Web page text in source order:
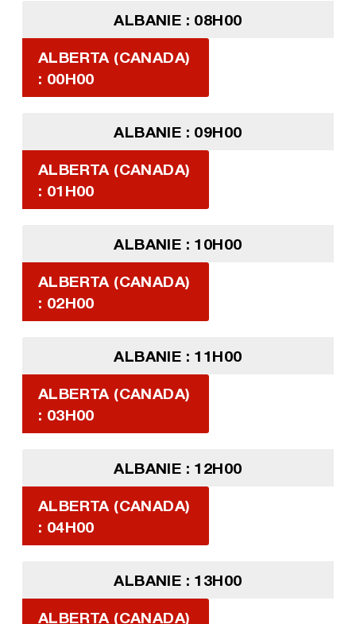
ALBANIE : 08H00
ALBERTA (CANADA)
: 00H00
ALBANIE : 09H00
ALBERTA (CANADA)
: 01H00
ALBANIE : 10H00
ALBERTA (CANADA)
: 02H00
ALBANIE : 11H00
ALBERTA (CANADA)
: 03H00
ALBANIE : 12H00
ALBERTA (CANADA)
: 04H00
ALBANIE : 13H00
ALBERTA (CANADA)